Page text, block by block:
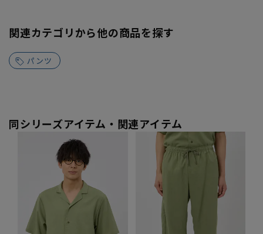
関連カテゴリから他の商品を探す
パンツ
同シリーズアイテム・関連アイテム